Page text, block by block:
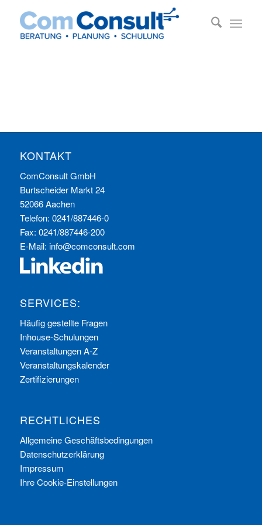
KONTAKT
ComConsult GmbH
Burtscheider Markt 24
52066 Aachen
Telefon: 0241/887446-0
Fax: 0241/887446-200
E-Mail: info@comconsult.com
SERVICES:
Häufig gestellte Fragen
Inhouse-Schulungen
Veranstaltungen A-Z
Veranstaltungskalender
Zertifizierungen
RECHTLICHES
Allgemeine Geschäftsbedingungen
Datenschutzerklärung
Impressum
Ihre Cookie-Einstellungen